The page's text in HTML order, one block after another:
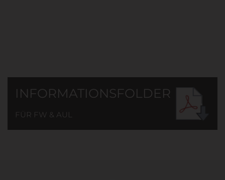
INFORMATIONSFOLDER
FÜR FW & AUL